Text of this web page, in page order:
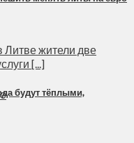
Литве жители две
[...]
будут тёплыми,